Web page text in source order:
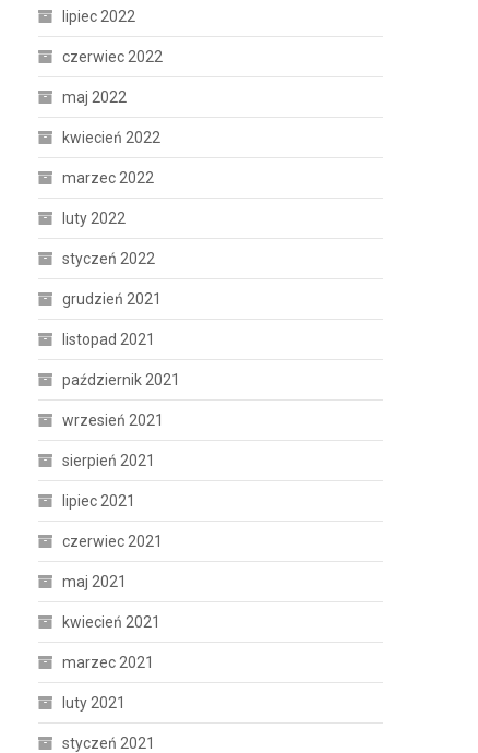
lipiec 2022
czerwiec 2022
maj 2022
kwiecień 2022
marzec 2022
luty 2022
styczeń 2022
grudzień 2021
listopad 2021
październik 2021
wrzesień 2021
sierpień 2021
lipiec 2021
czerwiec 2021
maj 2021
kwiecień 2021
marzec 2021
luty 2021
styczeń 2021